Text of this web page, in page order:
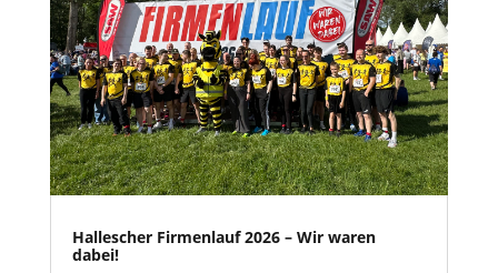
Hallescher Firmenlauf 2026 – Wir waren
dabei!